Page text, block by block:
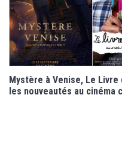
Mystère à Venise, Le
les nouveautés au cinéma